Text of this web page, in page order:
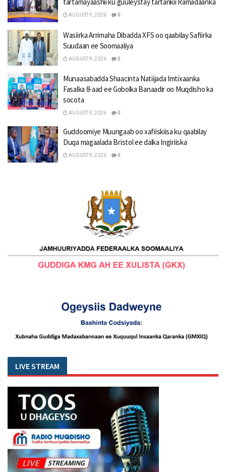
AUGUST 9, 2026 0
Wasiirka Arrimaha Dibadda XFS oo qaabilay Safiirka
Suudaan ee Soomaaliya
AUGUST 9, 2026 0
Munaasabadda Shaacinta Natiijada Imtixaanka
Fasalka 8-aad ee Gobolka Banaadir oo Muqdisho ka
socota
AUGUST 9, 2026 0
Guddoomiye Muungaab oo xafiiskiisa ku qaabilay
Duqa magaalada Bristol ee dalka Ingiriiska
AUGUST 9, 2026 0
LIVE STREAM